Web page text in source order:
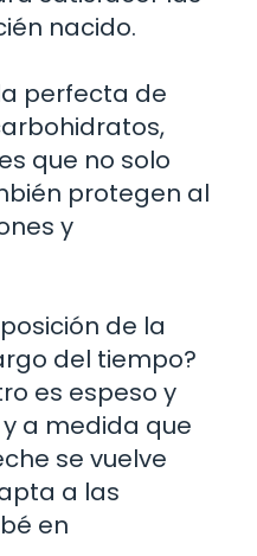
nacido.
perfecta de
que no solo
protegen al
y
de la
del tiempo?
es espeso y
a medida que
se vuelve
a las
en